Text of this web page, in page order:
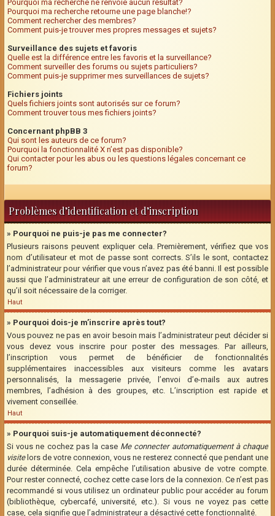
Pourquoi ma recherche ne renvoie aucun résultat?
Pourquoi ma recherche retourne une page blanche!?
Comment rechercher des membres?
Comment puis-je trouver mes propres messages et sujets?
Surveillance des sujets et favoris
Quelle est la différence entre les favoris et la surveillance?
Comment surveiller des forums ou sujets particuliers?
Comment puis-je supprimer mes surveillances de sujets?
Fichiers joints
Quels fichiers joints sont autorisés sur ce forum?
Comment trouver tous mes fichiers joints?
Concernant phpBB 3
Qui sont les auteurs de ce forum?
Pourquoi la fonctionnalité X n’est pas disponible?
Qui contacter pour les abus ou les questions légales concernant ce
forum?
Problèmes d’identification et d’inscription
» Pourquoi ne puis-je pas me connecter?
Plusieurs raisons peuvent expliquer cela. Premièrement, vérifiez que vos
nom d’utilisateur et mot de passe sont corrects. S’ils le sont, contactez
l’administrateur pour vérifier que vous n’avez pas été banni. Il est possible
aussi que l’administrateur ait une erreur de configuration de son côté, et
qu’il soit nécessaire de la corriger.
Haut
» Pourquoi dois-je m’inscrire après tout?
Vous pouvez ne pas en avoir besoin mais l’administrateur peut décider si
vous devez vous inscrire pour poster des messages. Par ailleurs,
l’inscription vous permet de bénéficier de fonctionnalités
supplémentaires inaccessibles aux visiteurs comme les avatars
personnalisés, la messagerie privée, l’envoi d’e-mails aux autres
membres, l’adhésion à des groupes, etc. L’inscription est rapide et
vivement conseillée.
Haut
» Pourquoi suis-je automatiquement déconnecté?
Si vous ne cochez pas la case Me connecter automatiquement à chaque
visitelors de votre connexion, vous ne resterez connecté que pendant une
durée déterminée. Cela empêche l’utilisation abusive de votre compte.
Pour rester connecté, cochez cette case lors de la connexion. Ce n’est pas
recommandé si vous utilisez un ordinateur public pour accéder au forum
(bibliothèque, cybercafé, université, etc.). Si vous ne voyez pas cette
case, cela signifie que l’administrateur a désactivé cette fonctionnalité.